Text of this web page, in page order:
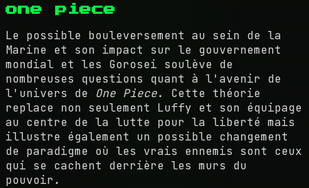
one piece
Le possible bouleversement au sein de la
Marine et son impact sur le gouvernement
mondial et les Gorosei soulève de
nombreuses questions quant à l'avenir de
l'univers de One Piece. Cette théorie
replace non seulement Luffy et son équipage
au centre de la lutte pour la liberté mais
illustre également un possible changement
de paradigme où les vrais ennemis sont ceux
qui se cachent derrière les murs du
pouvoir.